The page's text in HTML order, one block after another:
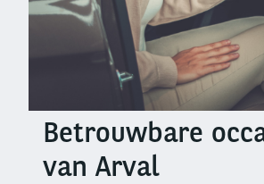
Right
columnBetrouwbare
van Arval